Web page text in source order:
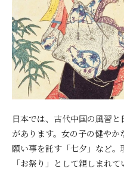
日本では、古代中国の風習と
があります。女の子の健や
願い事を託す「七夕」など
「お祭り」として親しまれて